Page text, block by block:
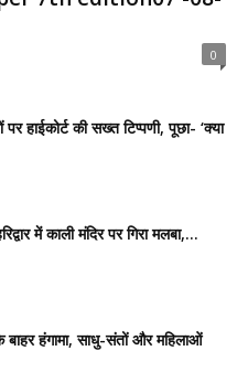
0
हाईकोर्ट की सख्त टिप्पणी, पूछा- ‘क्या
में काली मंदिर पर गिरा मलबा,...
हंगामा, साधु-संतों और महिलाओं